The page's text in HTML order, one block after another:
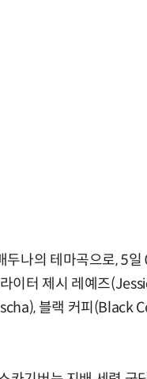
두나의 테마곡으로, 5
이터 제시 레예즈
블랙 커피(Black